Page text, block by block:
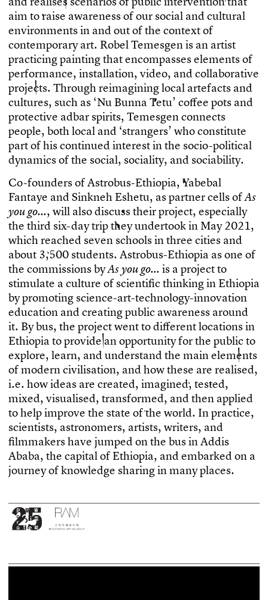
aim toraise awarenessofour social andcultural
environmentsin andoutofthe contextof
contemporary art. RobelTemesgenis an artist
practicingpaintingthatencompasseselementsof
performance, installation, video, andcollaborative
projects. Throughreimagininglocal artefacts and
cultures, such as ‘Nu Bunna Tetu’ cofee pots and
protective adbar spirits, Temesgenconnects
people, bothlocal and ‘strangers’ whoconstitute
partofhiscontinuedinterestinthe socio-political
dynamicsofthe social, sociality, and sociability.
Co-foundersofAstrobus-Ethiopia, Yabebal
Fantaye andSinkneh Eshetu, aspartnercellsofAs
yougo…, will alsodiscusstheirproject, especially
the third six-daytriptheyundertookin May 2021,
whichreached seven schoolsinthree cities and
about 3,500 students. Astrobus-Ethiopia asone of
the commissionsbyAsyougo… is a projectto
stimulate a culture of scientifc thinkingin Ethiopia
bypromoting science-art-technology-innovation
education andcreatingpublic awareness around
it. Bybus, the projectwenttodiferentlocationsin
Ethiopia toprovide anopportunityforthe public to
explore, learn, andunderstandthe mainelements
ofmoderncivilisation, andhowthese are realised,
i.e. howideas are created, imagined, tested,
mixed, visualised, transformed, andthen applied
tohelpimprove the state ofthe world. Inpractice,
scientists, astronomers, artists, writers, and
flmmakershave jumpedonthe businAddis
Ababa, the capitalof Ethiopia, andembarkedon a
journeyofknowledge sharinginmanyplaces.